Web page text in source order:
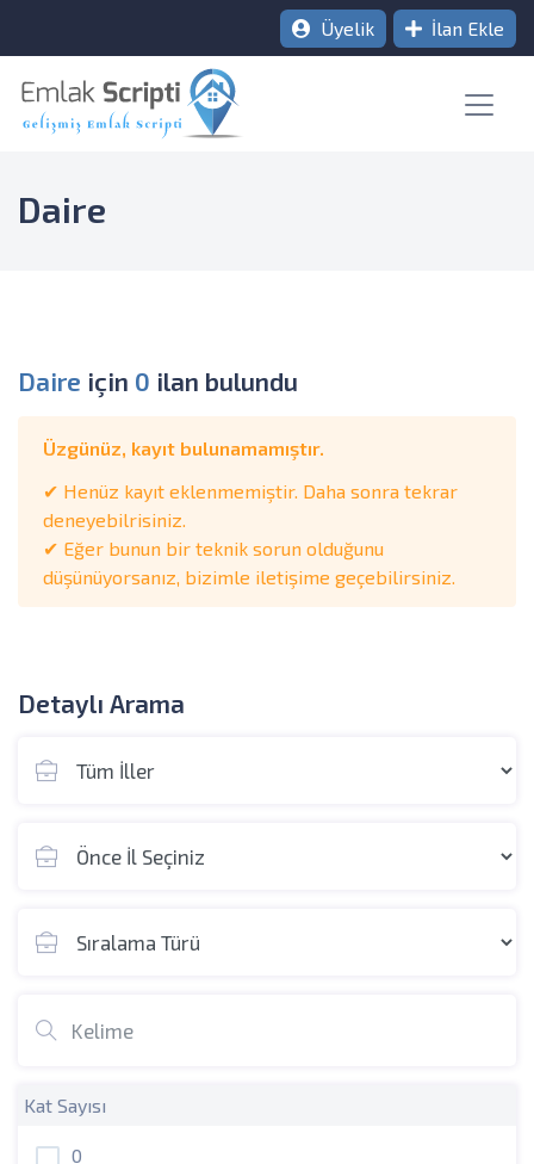
Üyelik İlan Ekle
Daire
Daire için 0 ilan bulundu
Üzgünüz, kayıt bulunamamıştır.
✔ Henüz kayıt eklenmemiştir. Daha sonra tekrar
deneyebilrisiniz.
✔ Eğer bunun bir teknik sorun olduğunu
düşünüyorsanız, bizimle iletişime geçebilirsiniz.
Detaylı Arama
Kat Sayısı
0